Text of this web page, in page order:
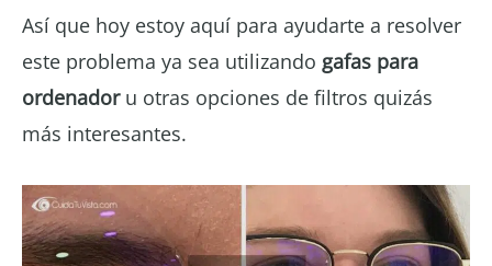
Así que hoy estoy aquí para ayudarte a resolver
este problema ya sea utilizando gafas para
ordenadoru otras opciones de filtros quizás
más interesantes.